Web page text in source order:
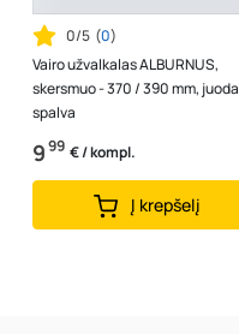
0/5 (0)
Vairo užvalkalas ALBURNUS,
skersmuo - 370 / 390 mm, juoda
spalva
999 € / kompl.
Į krepšelį